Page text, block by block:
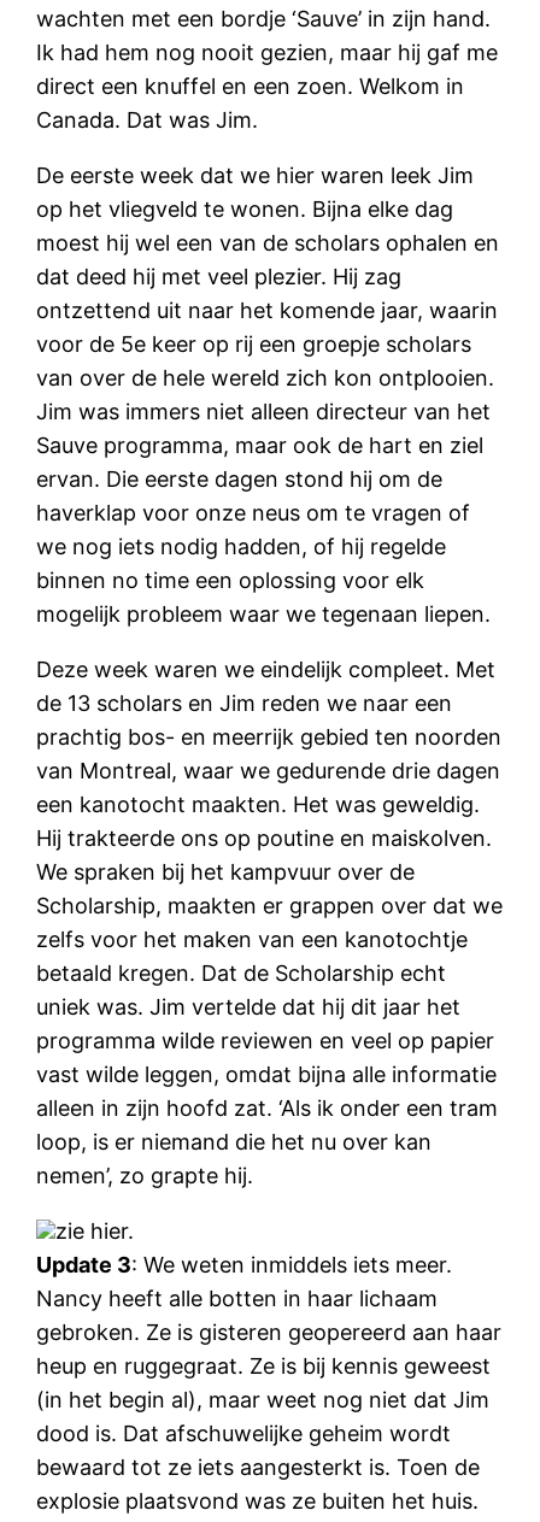
wachten met een bordje ‘Sauve’ in zijn hand.
Ik had hem nog nooit gezien, maar hij gaf me
direct een knuffel en een zoen. Welkom in
Canada. Dat was Jim.
De eerste week dat we hier waren leek Jim
op het vliegveld te wonen. Bijna elke dag
moest hij wel een van de scholars ophalen en
dat deed hij met veel plezier. Hij zag
ontzettend uit naar het komende jaar, waarin
voor de 5e keer op rij een groepje scholars
van over de hele wereld zich kon ontplooien.
Jim was immers niet alleen directeur van het
Sauve programma, maar ook de hart en ziel
ervan. Die eerste dagen stond hij om de
haverklap voor onze neus om te vragen of
we nog iets nodig hadden, of hij regelde
binnen no time een oplossing voor elk
mogelijk probleem waar we tegenaan liepen.
Deze week waren we eindelijk compleet. Met
de 13 scholars en Jim reden we naar een
prachtig bos- en meerrijk gebied ten noorden
van Montreal, waar we gedurende drie dagen
een kanotocht maakten. Het was geweldig.
Hij trakteerde ons op poutine en maiskolven.
We spraken bij het kampvuur over de
Scholarship, maakten er grappen over dat we
zelfs voor het maken van een kanotochtje
betaald kregen. Dat de Scholarship echt
uniek was. Jim vertelde dat hij dit jaar het
programma wilde reviewen en veel op papier
vast wilde leggen, omdat bijna alle informatie
alleen in zijn hoofd zat. ‘Als ik onder een tram
loop, is er niemand die het nu over kan
nemen’, zo grapte hij.
zie hier.
Update 3: We weten inmiddels iets meer.
Nancy heeft alle botten in haar lichaam
gebroken. Ze is gisteren geopereerd aan haar
heup en ruggegraat. Ze is bij kennis geweest
(in het begin al), maar weet nog niet dat Jim
dood is. Dat afschuwelijke geheim wordt
bewaard tot ze iets aangesterkt is. Toen de
explosie plaatsvond was ze buiten het huis.